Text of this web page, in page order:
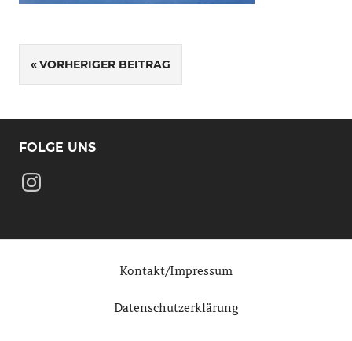
Beitragsnavigation
VORHERIGER BEITRAG
FOLGE UNS
Instagram
Kontakt/Impressum
Datenschutzerklärung